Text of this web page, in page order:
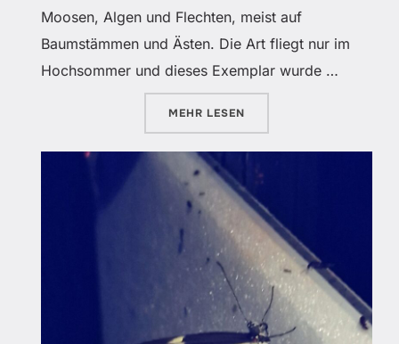
Moosen, Algen und Flechten, meist auf
Baumstämmen und Ästen. Die Art fliegt nur im
Hochsommer und dieses Exemplar wurde …
MEHR ÜBER „ART DES MONATS:
LESEN